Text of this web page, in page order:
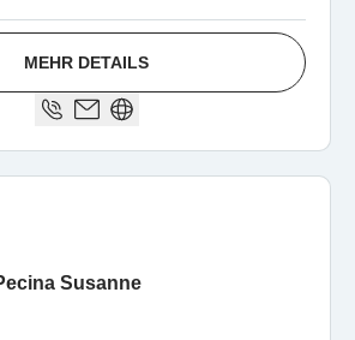
MEHR DETAILS
Susanne